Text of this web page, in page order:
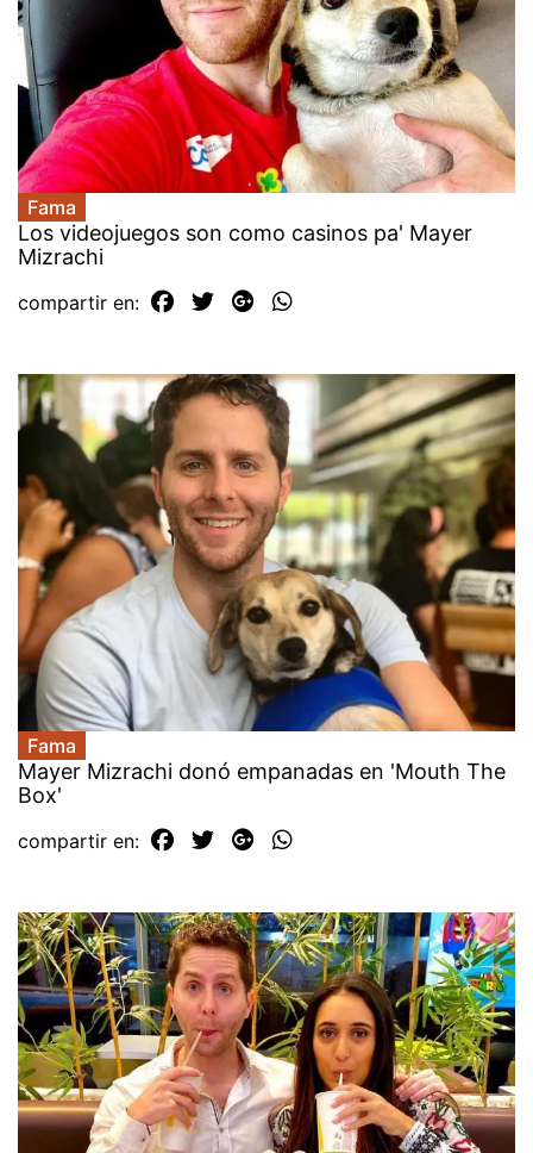
Fama
Los videojuegos son como casinos pa' Mayer
Mizrachi
compartir en:
Fama
Mayer Mizrachi donó empanadas en 'Mouth The
Box'
compartir en: